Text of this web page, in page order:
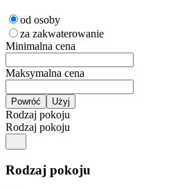
od osoby
za zakwaterowanie
Minimalna cena
Maksymalna cena
Rodzaj pokoju
Rodzaj pokoju
Rodzaj pokoju